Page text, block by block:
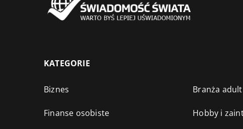
KATEGORIE
Biznes Branża
Finanse osobiste Hobby i